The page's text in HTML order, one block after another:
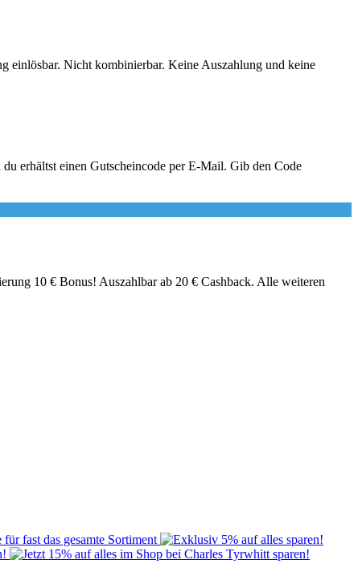
einlösbar. Nicht kombinierbar. Keine Auszahlung und keine
erhältst einen Gutscheincode per E-Mail. Gib den Code
10 € Bonus! Auszahlbar ab 20 € Cashback. Alle weiteren